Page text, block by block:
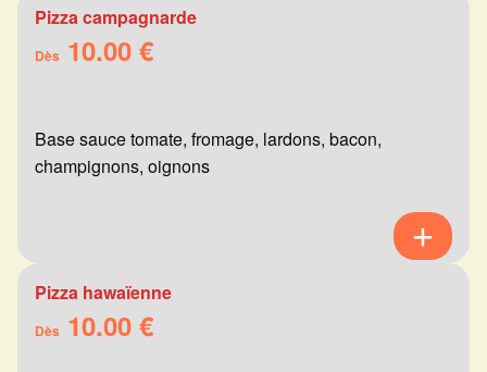
Pizza campagnarde
Dès 10.00 €
Base sauce tomate, fromage, lardons, bacon,
champignons, oignons
Pizza hawaïenne
Dès 10.00 €